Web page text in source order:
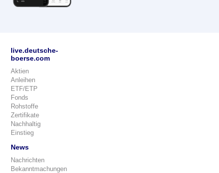
live.deutsche-
boerse.com
Aktien
Anleihen
ETF/ETP
Fonds
Rohstoffe
Zertifikate
Nachhaltig
Einstieg
News
Nachrichten
Bekanntmachungen